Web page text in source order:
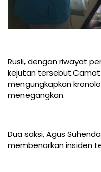
Rusli, dengan riwayat
kejutan tersebut.Camat
mengungkapkan
menegangkan.
Dua saksi, Agus
membenarkan insiden